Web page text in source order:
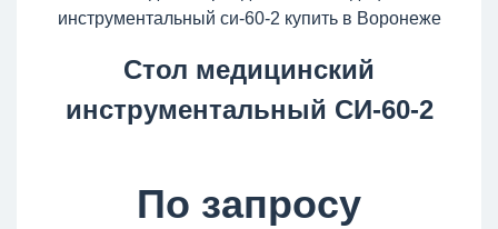
Стол медицинский
инструментальный СИ-60-2
По запросу